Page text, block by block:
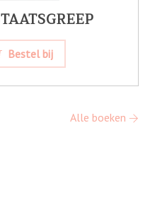
Bestel bij
Alle boeken